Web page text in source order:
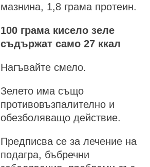
мазнина, 1,8 грама протеин.
100 грама кисело зеле
съдържат само 27 ккал
Нагъвайте смело.
Зелето има също
противовъзпалително и
обезболяващо действие.
Предписва се за лечение на
подагра, бъбречни